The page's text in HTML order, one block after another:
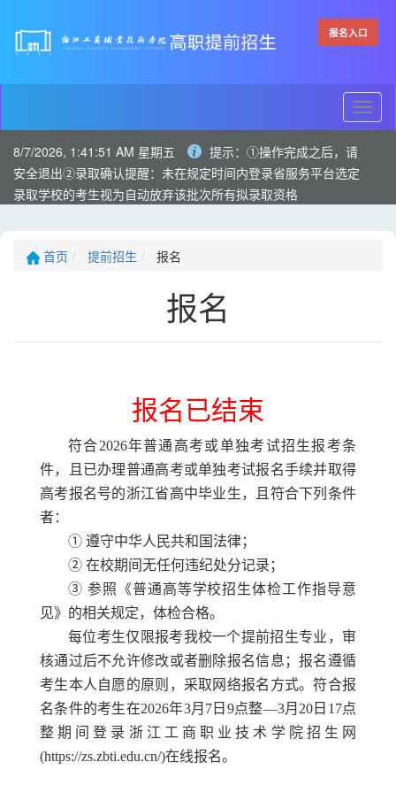
报名入口
切
换
8/7/2026, 1:41:51 AM 星期五
提示：①操作完成之后，请
安全退出②录取确认提醒：未在规定时间内登录省服务平台选定
录取学校的考生视为自动放弃该批次所有拟录取资格
首页 提前招生 报名
报名
报名已结束
符合2026年普通高考或单独考试招生报考条
件，且已办理普通高考或单独考试报名手续并取得
高考报名号的浙江省高中毕业生，且符合下列条件
者：
① 遵守中华人民共和国法律；
② 在校期间无任何违纪处分记录；
③ 参照《普通高等学校招生体检工作指导意
见》的相关规定，体检合格。
每位考生仅限报考我校一个提前招生专业，审
核通过后不允许修改或者删除报名信息； 报名遵循
考生本人自愿的原则，采取网络报名方式。符合报
名条件的考生在2026年3月7日9点整—3月 20日17点
整期间登录 浙江工商职业技术学院招生网
(https://zs.zbti.edu.cn/)在线报名。